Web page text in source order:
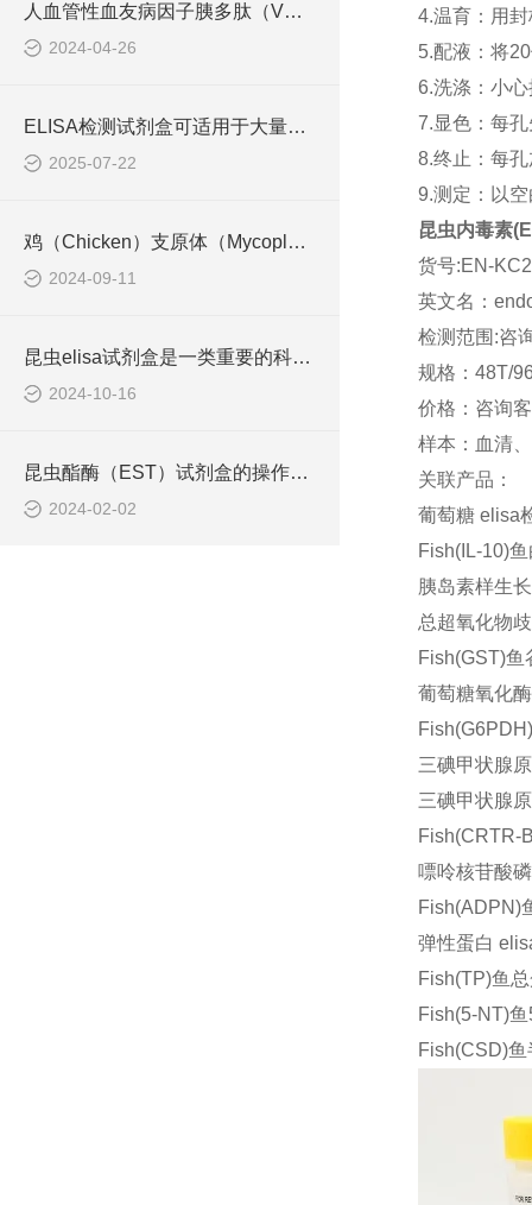
人血管性血友病因子胰多肽（VWFpp） ELISA检测试剂盒说明书
2024-04-26
ELISA检测试剂盒可适用于大量样本的同时检测
2025-07-22
鸡（Chicken）支原体（Mycoplasma） ELISA检测试剂盒工作原理
2024-09-11
昆虫elisa试剂盒是一类重要的科研耗材
2024-10-16
昆虫酯酶（EST）试剂盒的操作流程一般如下
2024-02-02
4.温育：用
5.配液：将
6.洗涤：小
7.显色：每
8.终止：每
9.测定：以
昆虫内毒素
货号:EN-
英文名：
检测范围:咨
规格：48T/
价格：咨询
样本：血清
关联产品：
葡萄糖 elisa
Fish(IL-10)
胰岛素样生
总超氧化物
Fish(GST)
葡萄糖氧化
三碘甲状腺
三碘甲状腺
Fish(CRTR-
嘌呤核苷酸
Fish(ADPN)
弹性蛋白
Fish(TP)鱼
Fish(5-NT)
Fish(CSD)